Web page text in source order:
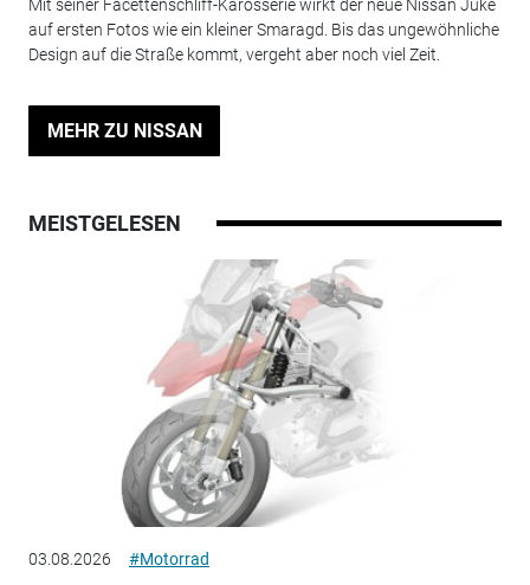
Mit seiner Facettenschliff-Karosserie wirkt der neue Nissan Juke
auf ersten Fotos wie ein kleiner Smaragd. Bis das ungewöhnliche
Design auf die Straße kommt, vergeht aber noch viel Zeit.
MEHR ZU NISSAN
MEISTGELESEN
03.08.2026 #Motorrad